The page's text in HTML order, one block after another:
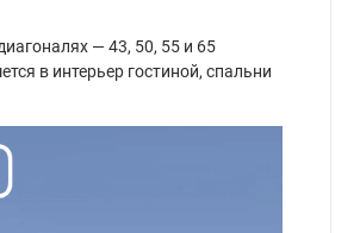
— 43, 50, 55 и 65
в интерьер гостиной, спальни